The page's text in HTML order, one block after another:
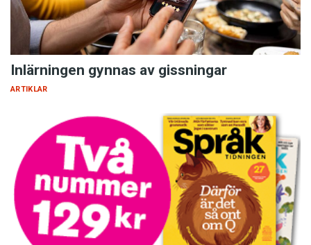
Inlärningen gynnas av gissningar
ARTIKLAR